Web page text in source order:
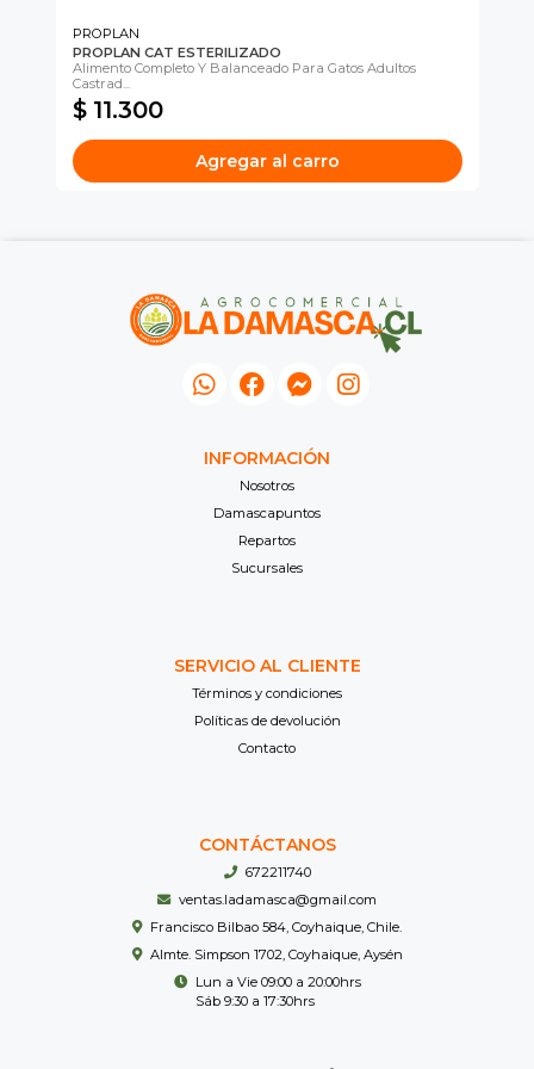
PROPLAN
PROPLAN CAT ESTERILIZADO
Alimento Completo Y Balanceado Para Gatos Adultos
Castrad...
$ 11.300
Agregar al carro
INFORMACIÓN
Nosotros
Damascapuntos
Repartos
Sucursales
SERVICIO AL CLIENTE
Términos y condiciones
Políticas de devolución
Contacto
CONTÁCTANOS
672211740
ventas.ladamasca@gmail.com
Francisco Bilbao 584, Coyhaique, Chile.
Almte. Simpson 1702, Coyhaique, Aysén
Lun a Vie 09:00 a 20:00hrs
Sáb 9:30 a 17:30hrs